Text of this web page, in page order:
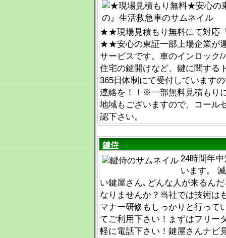
★★現場見積もり無料にて対応
★★安心の東証一部上場企業が
サービスです。車のインロック/
住宅の鍵開けなど、鍵に関する
365日体制にて受付しています
連絡を！！※一部無料見積もり
地域もございますので、コール
認下さい。
鍵侍
24時間年
います。
い鍵屋さん､どんな人が来るん
なりませんか？当社では技術は
マナー研修もしっかりと行って
てご利用下さい！まずはフリー
軽に電話下さい！鍵屋さんナビ